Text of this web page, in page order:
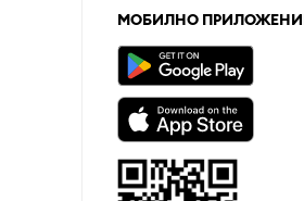
МОБИЛНО